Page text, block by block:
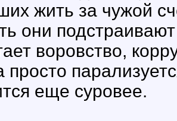
жить за чужой
они
воровство,
просто
еще суровее.